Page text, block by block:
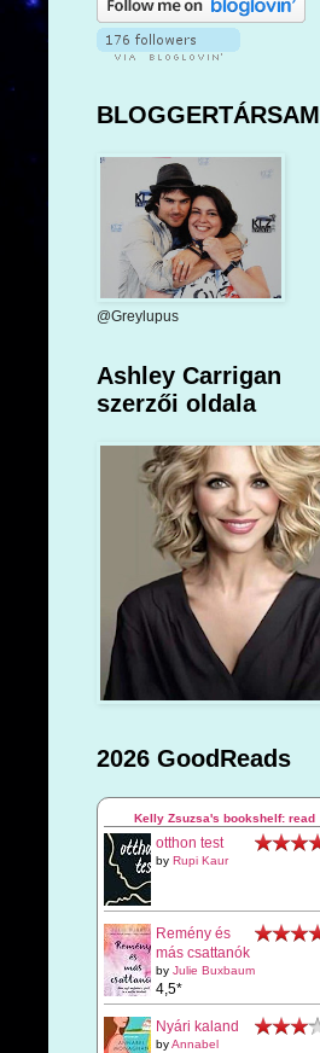
BLOGGERTÁRSAM
@Greylupus
Ashley Carrigan
szerzői oldala
2026 GoodReads
Kelly Zsuzsa's bookshelf: read
otthon test
by Rupi Kaur
Remény és
más csattanók
by Julie Buxbaum
4,5*
Nyári kaland
byAnnabel